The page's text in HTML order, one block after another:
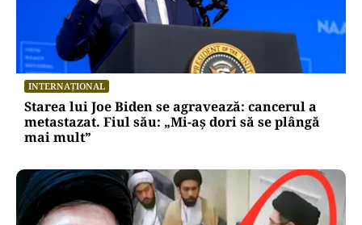
INTERNAȚIONAL
Starea lui Joe Biden se agravează: cancerul a
metastazat. Fiul său: „Mi-aș dori să se plângă
mai mult”